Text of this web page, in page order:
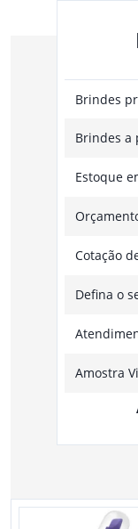
Brindes
Brindes a
Estoque
Cotação
Defina o
Amostra